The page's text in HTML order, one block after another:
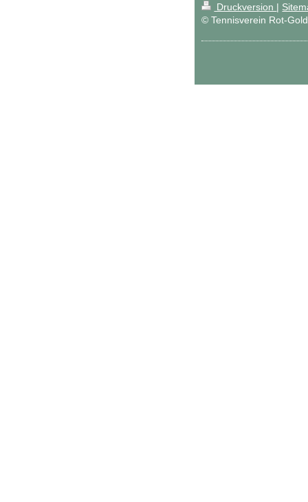
Druckversion |
© Tennisverein Rot-